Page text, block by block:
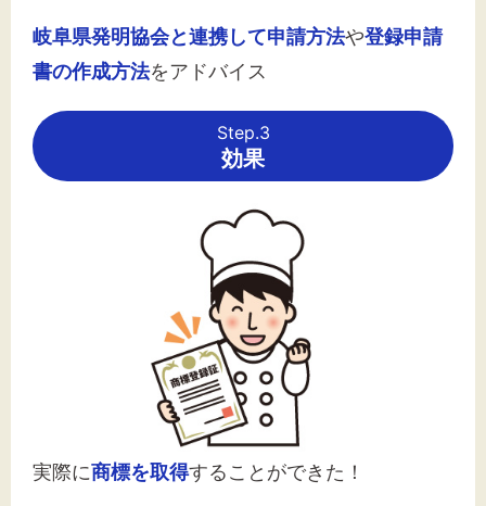
岐阜県発明協会と連携して申請方法や登録申請
書の作成方法をアドバイス
Step.3
効果
実際に商標を取得することができた！